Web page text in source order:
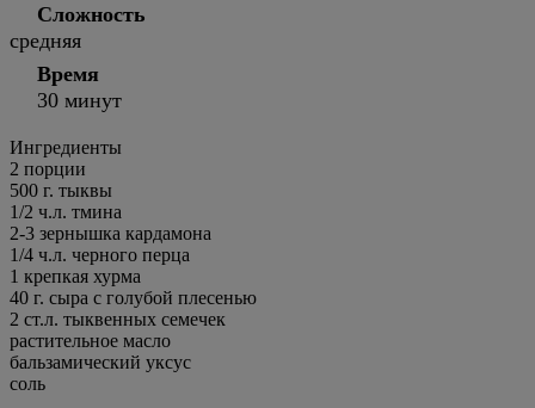
Сложность
средняя
Время
30 минут
Ингредиенты
2 порции
500 г. тыквы
1/2 ч.л. тмина
2-3 зернышка кардамона
1/4 ч.л. черного перца
1 крепкая хурма
40 г. сыра с голубой плесенью
2 ст.л. тыквенных семечек
растительное масло
бальзамический уксус
соль